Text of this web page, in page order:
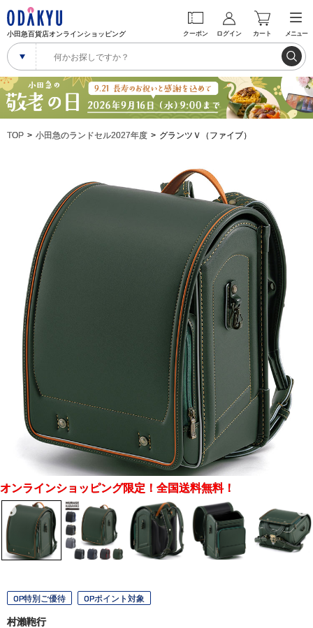
小田急百貨店オンラインショッピング クーポン ログイン カート メニュー
TOP 小田急のランドセル2027年度 グランツＶ（ファイブ）
オンラインショッピング限定！全国送料無料！
OP特別ご優待 OPポイント対象
村瀨鞄行